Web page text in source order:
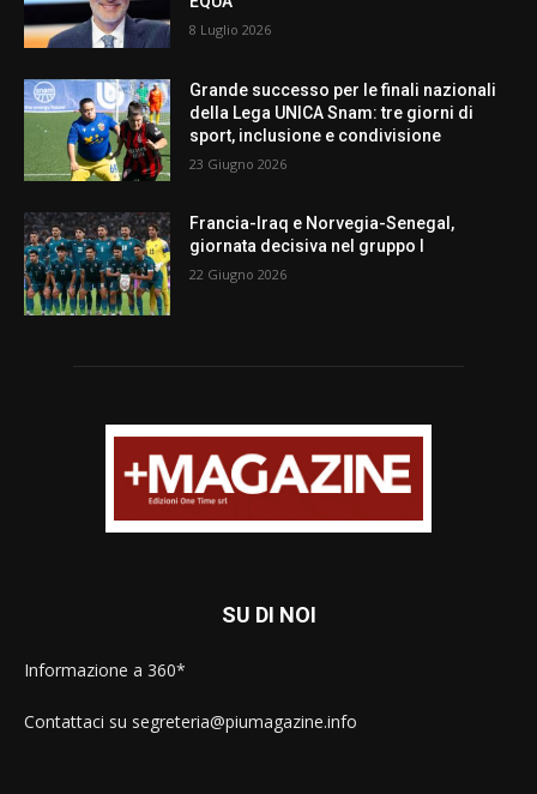
8 Luglio 2026
Grande successo per le finali nazionali
della Lega UNICA Snam: tre giorni di
sport, inclusione e condivisione
23 Giugno 2026
Francia-Iraq e Norvegia-Senegal,
giornata decisiva nel gruppo I
22 Giugno 2026
SU DI NOI
Informazione a 360*
Contattaci su segreteria@piumagazine.info